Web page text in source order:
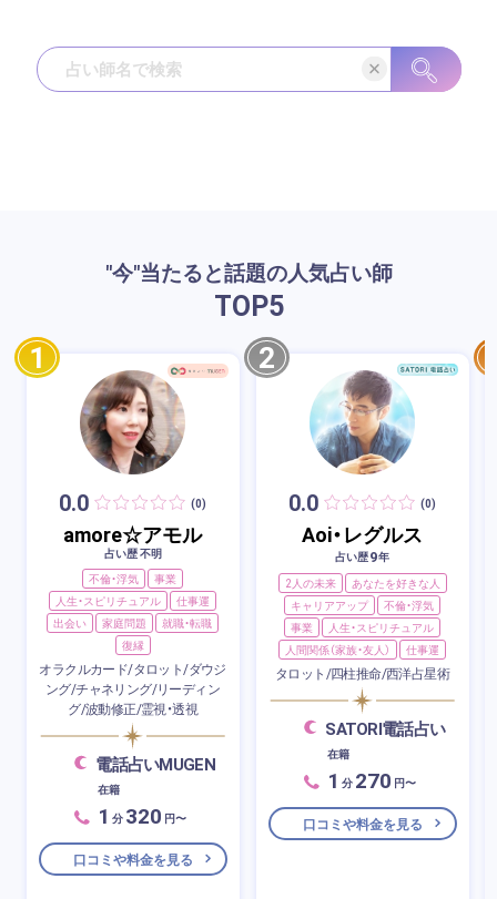
"今"当たると話題の人気占い師
TOP5
1
0.0 (0)
amore☆アモル
占い歴 不明
不倫・浮気
事業
人生・スピリチュアル
仕事運
出会い
家庭問題
就職・転職
復縁
オラクルカード/タロット/ダウジ
ング/チャネリング/リーディン
グ/波動修正/霊視・透視
電話占いMUGEN
在籍
1 分 320 円〜
口コミや料金を見る
2
0.0 (0)
Aoi・レグルス
占い歴9年
2人の未来
あなたを好きな人
キャリアアップ
不倫・浮気
事業
人生・スピリチュアル
人間関係（家族・友人）
仕事運
タロット/四柱推命/西洋占星術
SATORI電話占い
在籍
1 分 270 円〜
口コミや料金を見る